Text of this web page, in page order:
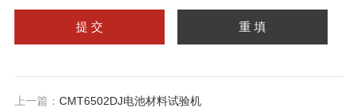
上一篇： CMT6502DJ电池材料试验机